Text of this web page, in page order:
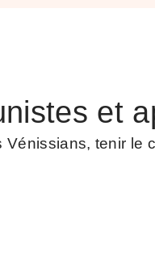
et
Vénissians, tenir le